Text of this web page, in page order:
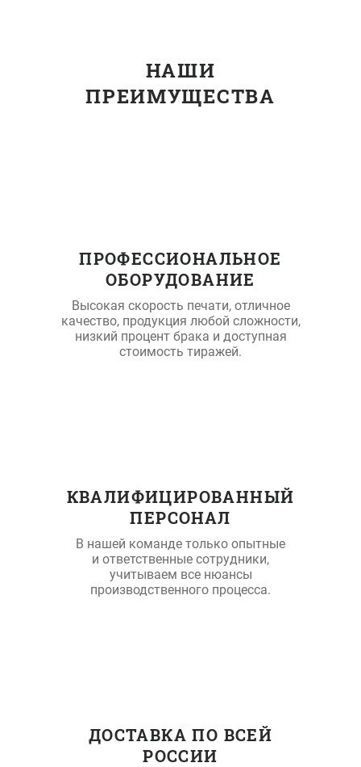
НАШИ
ПРЕИМУЩЕСТВА
ПРОФЕССИОНАЛЬНОЕ
ОБОРУДОВАНИЕ
Высокая скорость печати, отличное
качество, продукция любой сложности,
низкий процент брака и доступная
стоимость тиражей.
КВАЛИФИЦИРОВАННЫЙ
ПЕРСОНАЛ
В нашей команде только опытные
и ответственные сотрудники,
учитываем все нюансы
производственного процесса.
ДОСТАВКА ПО ВСЕЙ
РОССИИ